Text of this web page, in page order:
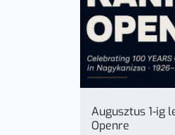
Augusztus 1-ig
Openre